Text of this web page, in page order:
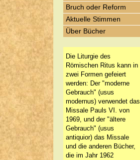
Bruch oder Reform
Aktuelle Stimmen
Über Bücher
Die Liturgie des
Römischen Ritus kann in
zwei Formen gefeiert
werden: Der "moderne
Gebrauch" (usus
modernus) verwendet das
Missale Pauls VI. von
1969, und der "ältere
Gebrauch" (usus
antiquior) das Missale
und die anderen Bücher,
die im Jahr 1962